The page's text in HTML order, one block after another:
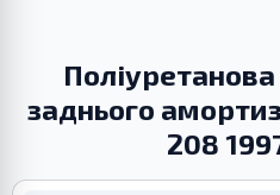
заднього
208